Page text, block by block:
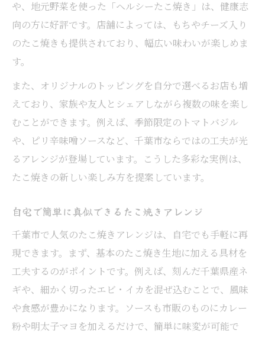
や、地元野菜を使った「ヘルシーたこ焼き」は、健康志
向の方に好評です。店舗によっては、もちやチーズ入り
のたこ焼きも提供されており、幅広い味わいが楽しめま
す。
また、オリジナルのトッピングを自分で選べるお店も増
えており、家族や友人とシェアしながら複数の味を楽し
むことができます。例えば、季節限定のトマトバジル
や、ピリ辛味噌ソースなど、千葉市ならではの工夫が光
るアレンジが登場しています。こうした多彩な実例は、
たこ焼きの新しい楽しみ方を提案しています。
自宅で簡単に真似できるたこ焼きアレンジ
千葉市で人気のたこ焼きアレンジは、自宅でも手軽に再
現できます。まず、基本のたこ焼き生地に加える具材を
工夫するのがポイントです。例えば、刻んだ千葉県産ネ
ギや、細かく切ったエビ・イカを混ぜ込むことで、風味
や食感が豊かになります。ソースも市販のものにカレー
粉や明太子マヨを加えるだけで、簡単に味変が可能で